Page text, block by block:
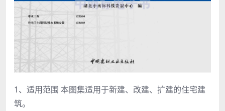
1、适用范围 本图集适用于新建、改建、扩建的住宅建
筑。